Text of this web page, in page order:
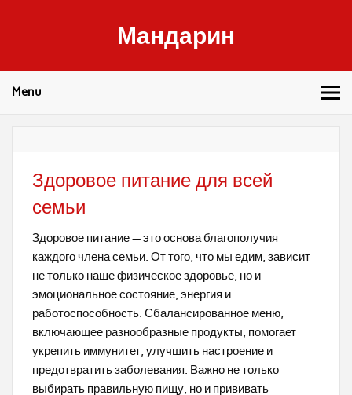
Мандарин
Menu
Здоровое питание для всей
семьи
Здоровое питание — это основа благополучия
каждого члена семьи. От того, что мы едим, зависит
не только наше физическое здоровье, но и
эмоциональное состояние, энергия и
работоспособность. Сбалансированное меню,
включающее разнообразные продукты, помогает
укрепить иммунитет, улучшить настроение и
предотвратить заболевания. Важно не только
выбирать правильную пищу, но и прививать